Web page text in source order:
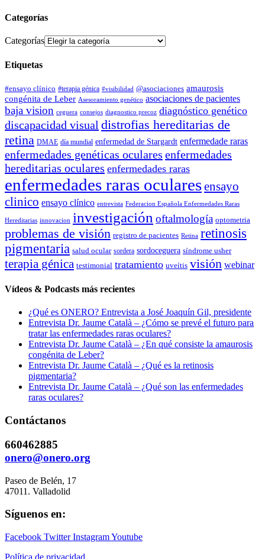
Categorías
Categorías
Etiquetas
#ensayo clínico #terapia génica #visibilidad @asociaciones amaurosis
congénita de Leber Asesoramiento genético asociaciones de pacientes
baja vision ceguera consejos diagnostico precoz diagnóstico genético
discapacidad visual distrofias hereditarias de
retina DMAE día mundial enfermedad de Stargardt enfermedade raras
enfermedades genéticas oculares enfermedades
hereditarias oculares enfermedades raras
enfermedades raras ocularesensayo
clinico ensayo clínico entrevista Federacion Española Enfermedades Raras
Hereditarias innovacion investigación oftalmología optometria
problemas de visión registro de pacientes Retina retinosis
pigmentaria salud ocular sordera sordoceguera síndrome usher
terapia génica testimonial tratamiento uveítis visión webinar
Vídeos & Podcasts más recientes
¿Qué es ONERO? Entrevista a José Joaquín Gil, presidente
Entrevista Dr. Jaume Català – ¿Cómo se prevé el futuro para
tratar las enfermedades raras oculares?
Entrevista Dr. Jaume Català – ¿En qué consiste la amaurosis
congénita de Leber?
Entrevista Dr. Jaume Català – ¿Qué es la retinosis
pigmentaria?
Entrevista Dr. Jaume Català – ¿Qué son las enfermedades
raras oculares?
Contáctanos
660462885
onero@onero.org
Paseo de Belén, 17
47011. Valladolid
Síguenos en:
Facebook Twitter InstagramYoutube
Política de privacidad